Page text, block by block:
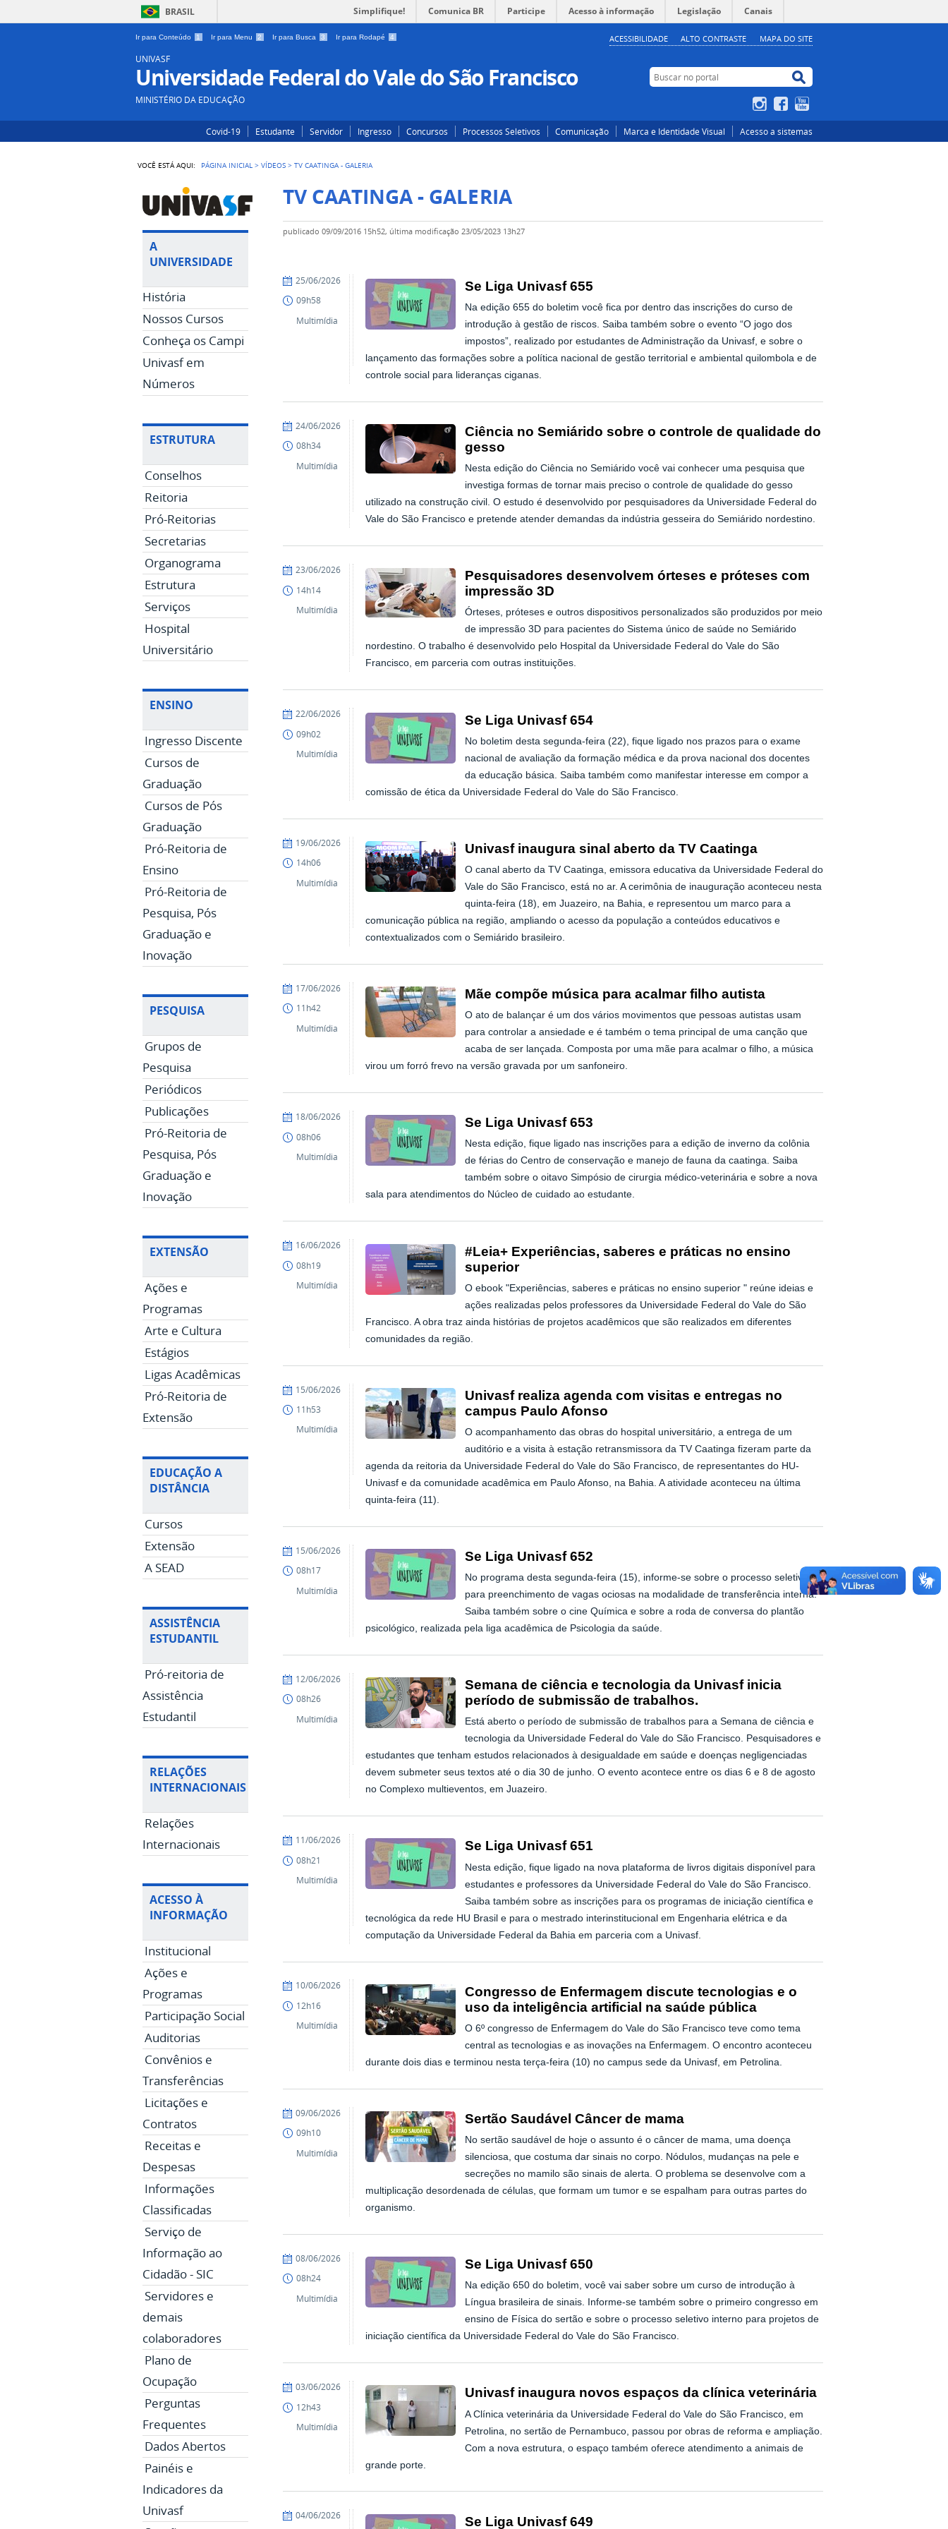
BRASIL Simplifique! Comunica BR Participe Acesso à informação Legislação Canais
Ir para Conteúdo 1 Ir para Menu 2 Ir para Busca 3 Ir para Rodapé 4 ACESSIBILIDADE ALTO CONTRASTE MAPA DO SITE
UNIVASF
Universidade Federal do Vale do São Francisco
MINISTÉRIO DA EDUCAÇÃO
Buscar no portal
Buscar no portal
InstagramFacebook
Covid-19 Estudante Servidor Ingresso Concursos Processos Seletivos Comunicação Marca e Identidade Visual Acesso a sistemas
VOCÊ ESTÁ AQUI: PÁGINA INICIAL >VÍDEOS >TV CAATINGA - GALERIA
A
UNIVERSIDADE
História
Nossos Cursos
Conheça os Campi
Univasf em
Números
ESTRUTURA
Conselhos
Reitoria
Pró-Reitorias
Secretarias
Organograma
Estrutura
Serviços
Hospital
Universitário
ENSINO
Ingresso Discente
Cursos de
Graduação
Cursos de Pós
Graduação
Pró-Reitoria de
Ensino
Pró-Reitoria de
Pesquisa, Pós
Graduação e
Inovação
PESQUISA
Grupos de
Pesquisa
Periódicos
Publicações
Pró-Reitoria de
Pesquisa, Pós
Graduação e
Inovação
EXTENSÃO
Ações e
Programas
Arte e Cultura
Estágios
Ligas Acadêmicas
Pró-Reitoria de
Extensão
EDUCAÇÃO A
DISTÂNCIA
Cursos
Extensão
A SEAD
ASSISTÊNCIA
ESTUDANTIL
Pró-reitoria de
Assistência
Estudantil
RELAÇÕES
INTERNACIONAIS
Relações
Internacionais
ACESSO À
INFORMAÇÃO
Institucional
Ações e
Programas
Participação Social
Auditorias
Convênios e
Transferências
Licitações e
Contratos
Receitas e
Despesas
Informações
Classificadas
Serviço de
Informação ao
Cidadão - SIC
Servidores e
demais
colaboradores
Plano de
Ocupação
Perguntas
Frequentes
Dados Abertos
Painéis e
Indicadores da
Univasf
TV CAATINGA - GALERIA
publicado 09/09/2016 15h52, última modificação 23/05/2023 13h27
Se Liga Univasf 655
Na edição 655 do boletim você fica por dentro das inscrições do curso de
introdução à gestão de riscos. Saiba também sobre o evento “O jogo dos
impostos”, realizado por estudantes de Administração da Univasf, e sobre o
lançamento das formações sobre a política nacional de gestão territorial e ambiental quilombola e de
controle social para lideranças ciganas.
publicado
25/06/2026
09h58
Multimídia
Ciência no Semiárido sobre o controle de qualidade do
gesso
Nesta edição do Ciência no Semiárido você vai conhecer uma pesquisa que
investiga formas de tornar mais preciso o controle de qualidade do gesso
utilizado na construção civil. O estudo é desenvolvido por pesquisadores da Universidade Federal do
Vale do São Francisco e pretende atender demandas da indústria gesseira do Semiárido nordestino.
publicado
24/06/2026
08h34
Multimídia
Pesquisadores desenvolvem órteses e próteses com
impressão 3D
Órteses, próteses e outros dispositivos personalizados são produzidos por meio
de impressão 3D para pacientes do Sistema único de saúde no Semiárido
nordestino. O trabalho é desenvolvido pelo Hospital da Universidade Federal do Vale do São
Francisco, em parceria com outras instituições.
publicado
23/06/2026
14h14
Multimídia
Se Liga Univasf 654
No boletim desta segunda-feira (22), fique ligado nos prazos para o exame
nacional de avaliação da formação médica e da prova nacional dos docentes
da educação básica. Saiba também como manifestar interesse em compor a
comissão de ética da Universidade Federal do Vale do São Francisco.
publicado
22/06/2026
09h02
Multimídia
Univasf inaugura sinal aberto da TV Caatinga
O canal aberto da TV Caatinga, emissora educativa da Universidade Federal do
Vale do São Francisco, está no ar. A cerimônia de inauguração aconteceu nesta
quinta-feira (18), em Juazeiro, na Bahia, e representou um marco para a
comunicação pública na região, ampliando o acesso da população a conteúdos educativos e
contextualizados com o Semiárido brasileiro.
publicado
19/06/2026
14h06
Multimídia
Mãe compõe música para acalmar filho autista
O ato de balançar é um dos vários movimentos que pessoas autistas usam
para controlar a ansiedade e é também o tema principal de uma canção que
acaba de ser lançada. Composta por uma mãe para acalmar o filho, a música
virou um forró frevo na versão gravada por um sanfoneiro.
publicado
17/06/2026
11h42
Multimídia
Se Liga Univasf 653
Nesta edição, fique ligado nas inscrições para a edição de inverno da colônia
de férias do Centro de conservação e manejo de fauna da caatinga. Saiba
também sobre o oitavo Simpósio de cirurgia médico-veterinária e sobre a nova
sala para atendimentos do Núcleo de cuidado ao estudante.
publicado
18/06/2026
08h06
Multimídia
#Leia+ Experiências, saberes e práticas no ensino
superior
O ebook "Experiências, saberes e práticas no ensino superior " reúne ideias e
ações realizadas pelos professores da Universidade Federal do Vale do São
Francisco. A obra traz ainda histórias de projetos acadêmicos que são realizados em diferentes
comunidades da região.
publicado
16/06/2026
08h19
Multimídia
Univasf realiza agenda com visitas e entregas no
campus Paulo Afonso
O acompanhamento das obras do hospital universitário, a entrega de um
auditório e a visita à estação retransmissora da TV Caatinga fizeram parte da
agenda da reitoria da Universidade Federal do Vale do São Francisco, de representantes do HU-
Univasf e da comunidade acadêmica em Paulo Afonso, na Bahia. A atividade aconteceu na última
quinta-feira (11).
publicado
15/06/2026
11h53
Multimídia
Se Liga Univasf 652
No programa desta segunda-feira (15), informe-se sobre o processo seletivo
para preenchimento de vagas ociosas na modalidade de transferência interna.
Saiba também sobre o cine Química e sobre a roda de conversa do plantão
psicológico, realizada pela liga acadêmica de Psicologia da saúde.
publicado
15/06/2026
08h17
Multimídia
Semana de ciência e tecnologia da Univasf inicia
período de submissão de trabalhos.
Está aberto o período de submissão de trabalhos para a Semana de ciência e
tecnologia da Universidade Federal do Vale do São Francisco. Pesquisadores e
estudantes que tenham estudos relacionados à desigualdade em saúde e doenças negligenciadas
devem submeter seus textos até o dia 30 de junho. O evento acontece entre os dias 6 e 8 de agosto
no Complexo multieventos, em Juazeiro.
publicado
12/06/2026
08h26
Multimídia
Se Liga Univasf 651
Nesta edição, fique ligado na nova plataforma de livros digitais disponível para
estudantes e professores da Universidade Federal do Vale do São Francisco.
Saiba também sobre as inscrições para os programas de iniciação científica e
tecnológica da rede HU Brasil e para o mestrado interinstitucional em Engenharia elétrica e da
computação da Universidade Federal da Bahia em parceria com a Univasf.
publicado
11/06/2026
08h21
Multimídia
Congresso de Enfermagem discute tecnologias e o
uso da inteligência artificial na saúde pública
O 6º congresso de Enfermagem do Vale do São Francisco teve como tema
central as tecnologias e as inovações na Enfermagem. O encontro aconteceu
durante dois dias e terminou nesta terça-feira (10) no campus sede da Univasf, em Petrolina.
publicado
10/06/2026
12h16
Multimídia
Sertão Saudável Câncer de mama
No sertão saudável de hoje o assunto é o câncer de mama, uma doença
silenciosa, que costuma dar sinais no corpo. Nódulos, mudanças na pele e
secreções no mamilo são sinais de alerta. O problema se desenvolve com a
multiplicação desordenada de células, que formam um tumor e se espalham para outras partes do
organismo.
publicado
09/06/2026
09h10
Multimídia
Se Liga Univasf 650
Na edição 650 do boletim, você vai saber sobre um curso de introdução à
Língua brasileira de sinais. Informe-se também sobre o primeiro congresso em
ensino de Física do sertão e sobre o processo seletivo interno para projetos de
iniciação científica da Universidade Federal do Vale do São Francisco.
publicado
08/06/2026
08h24
Multimídia
Univasf inaugura novos espaços da clínica veterinária
A Clínica veterinária da Universidade Federal do Vale do São Francisco, em
Petrolina, no sertão de Pernambuco, passou por obras de reforma e ampliação.
Com a nova estrutura, o espaço também oferece atendimento a animais de
grande porte.
publicado
03/06/2026
12h43
Multimídia
Se Liga Univasf 649
publicado
04/06/2026